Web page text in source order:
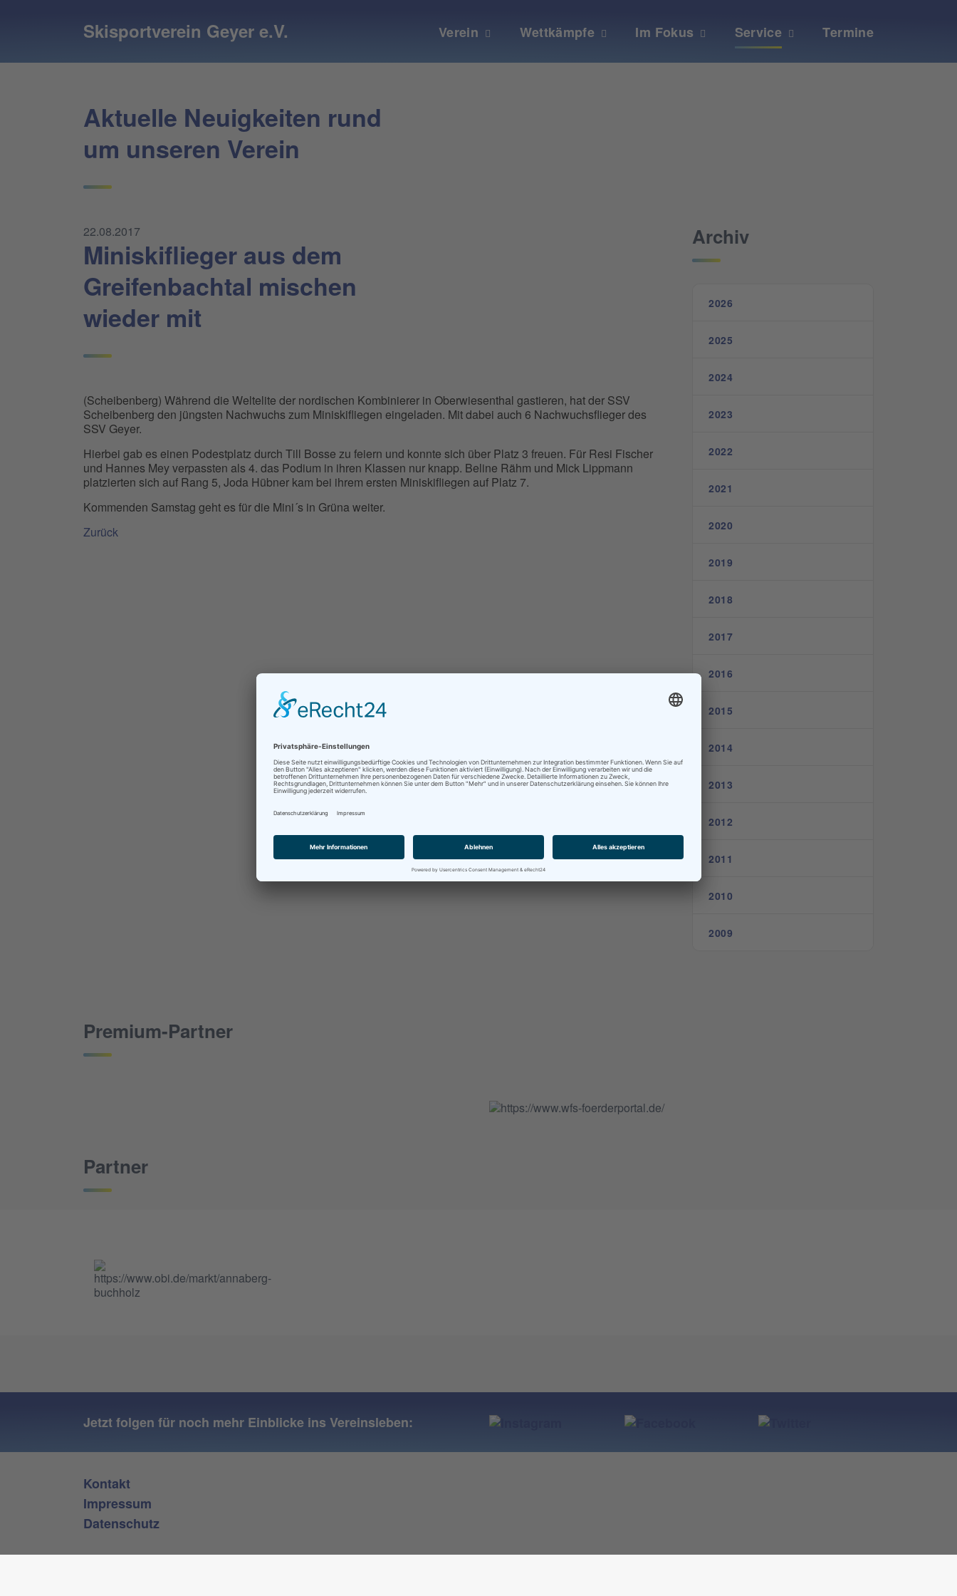
Skisportverein Geyer e.V. Verein Wettkämpfe Im Fokus Service Termine
Aktuelle Neuigkeiten rund
um unseren Verein
Miniskiflieger aus dem
Greifenbachtal mischen
wieder mit
22.08.2017
(Scheibenberg) Während die Weltelite der nordischen Kombinierer in Oberwiesenthal gastieren, hat der SSV
Scheibenberg den jüngsten Nachwuchs zum Miniskifliegen eingeladen. Mit dabei auch 6 Nachwuchsflieger des
SSV Geyer.
Hierbei gab es einen Podestplatz durch Till Bosse zu feiern und konnte sich über Platz 3 freuen. Für Resi Fischer
und Hannes Mey verpassten als 4. das Podium in ihren Klassen nur knapp. Beline Rähm und Mick Lippmann
platzierten sich auf Rang 5, Joda Hübner kam bei ihrem ersten Miniskifliegen auf Platz 7.
Kommenden Samstag geht es für die Mini´s in Grüna weiter.
Zurück
Archiv
2026
2025
2024
2023
2022
2021
2020
2019
2018
2017
2016
2015
2014
2013
2012
2011
2010
2009
Premium-Partner
Partner
Jetzt folgen für noch mehr Einblicke ins Vereinsleben:
Kontakt
Impressum
Datenschutz